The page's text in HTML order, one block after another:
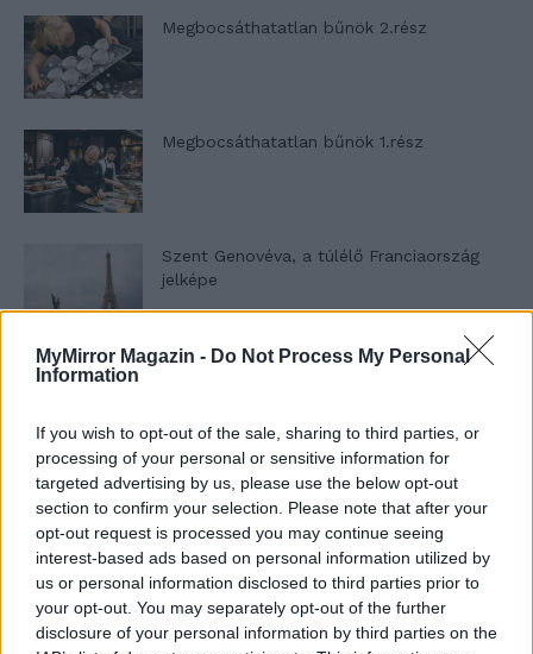
MyMirror Magazin - Do Not Process My Personal
Information
If you wish to opt-out of the sale, sharing to third parties, or
processing of your personal or sensitive information for
targeted advertising by us, please use the below opt-out
section to confirm your selection. Please note that after your
opt-out request is processed you may continue seeing
interest-based ads based on personal information utilized by
us or personal information disclosed to third parties prior to
your opt-out. You may separately opt-out of the further
disclosure of your personal information by third parties on the
Megbocsáthatatlan bűnök 2.rész
Megbocsáthatatlan bűnök 1.rész
Szent Genovéva, a túlélő Franciaország
jelképe
Minka 11. rész
T. szereti a fiatal lányokat 14. rész